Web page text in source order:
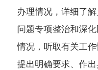
办理情况，详细了
问题专项整治和深
情况，听取有关工
提出明确要求、作出